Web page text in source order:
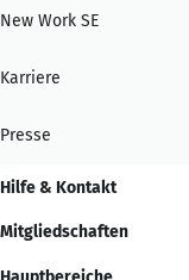
New Work SE
Karriere
Presse
Hilfe & Kontakt
Mitgliedschaften